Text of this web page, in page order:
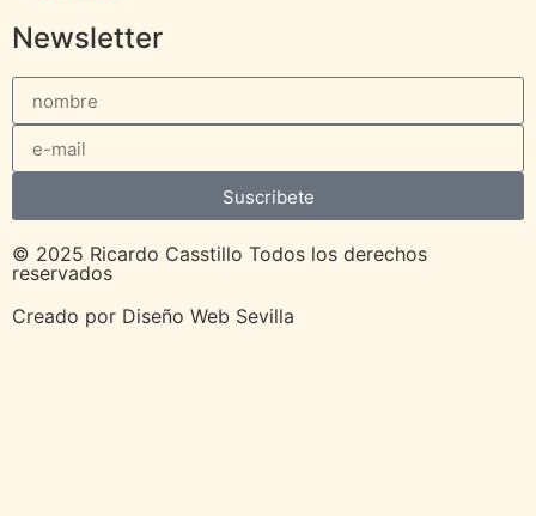
Newsletter
Suscribete
© 2025 Ricardo Casstillo Todos los derechos
reservados
Creado por Diseño Web Sevilla